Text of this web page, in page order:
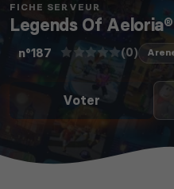
FICHE SERVEUR
Legends Of Aeloria®
n°187 (0)
Voter